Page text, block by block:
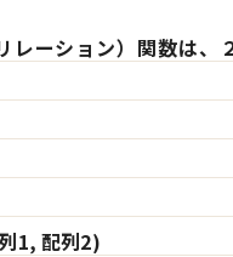
レーション）関数は
1, 配列2)